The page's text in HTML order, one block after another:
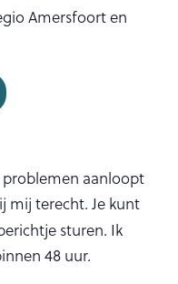
Amersfoort en
aanloopt
mij terecht. Je kunt
sturen. Ik
48 uur.